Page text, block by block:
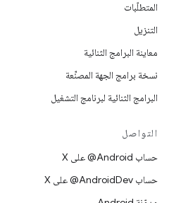
المتطلّبات
التنزيل
معاينة البرامج الثنائية
نسخة برامج الجهة المصنِّعة
البرامج الثنائية لبرنامج التشغيل
التواصل
حساب ‎@Android على X
حساب ‎@AndroidDev على X